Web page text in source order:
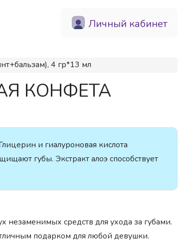
Личный кабинет
4 гр*13 мл
КОНФЕТА
и гиалуроновая кислота
губы. Экстракт алоэ способствует
незаменимых средств для ухода за губами.
подарком для любой девушки.